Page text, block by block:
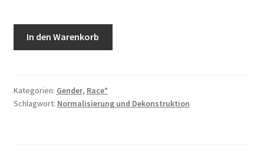
In den Warenkorb
Kategorien: Gender, Race*
Schlagwort: Normalisierung und Dekonstruktion